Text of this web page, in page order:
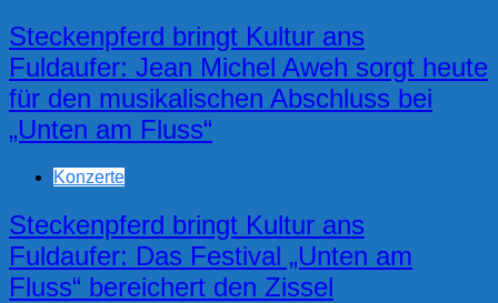
Steckenpferd bringt Kultur ans
Fuldaufer: Jean Michel Aweh sorgt heute
für den musikalischen Abschluss bei
„Unten am Fluss“
Konzerte
Steckenpferd bringt Kultur ans
Fuldaufer: Das Festival „Unten am
Fluss“ bereichert den Zissel